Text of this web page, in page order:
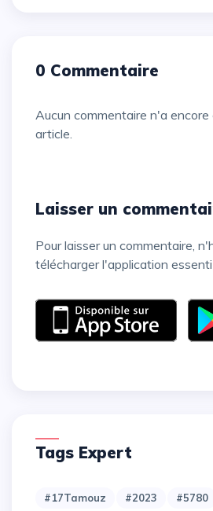
0 Commentaire
Aucun commentaire n'a encore été posté pour cet
article.
Laisser un
Pour laisser un commentaire, n'hésitez pas à
télécharger l'application
Tags Expert
#17Tamouz #2023 #5780